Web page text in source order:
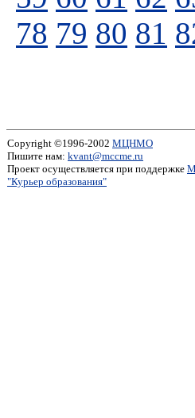
78 79 80 81
Copyright ©1996-2002 МЦНМО
Пишите нам: kvant@mccme.ru
Проект осуществляется при поддержке
"Курьер образования"